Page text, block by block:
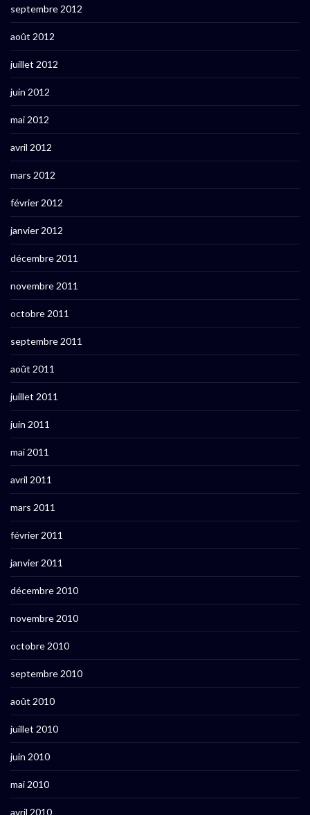
septembre 2012
août 2012
juillet 2012
juin 2012
mai 2012
avril 2012
mars 2012
février 2012
janvier 2012
décembre 2011
novembre 2011
octobre 2011
septembre 2011
août 2011
juillet 2011
juin 2011
mai 2011
avril 2011
mars 2011
février 2011
janvier 2011
décembre 2010
novembre 2010
octobre 2010
septembre 2010
août 2010
juillet 2010
juin 2010
mai 2010
avril 2010